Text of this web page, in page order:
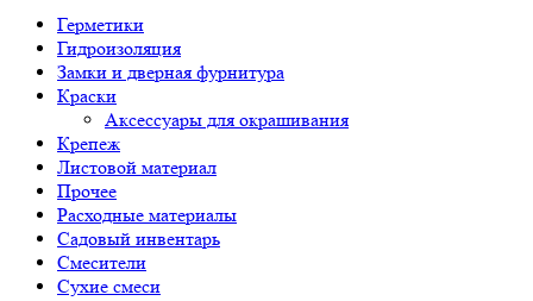
Герметики
Гидроизоляция
Замки и дверная фурнитура
Краски
Аксессуары для окрашивания
Крепеж
Листовой материал
Прочее
Расходные материалы
Садовый инвентарь
Смесители
Сухие смеси